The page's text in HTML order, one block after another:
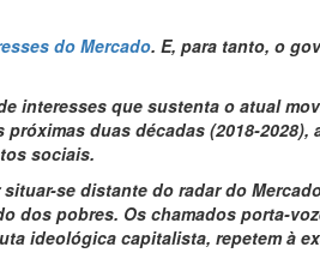
do Mercado. E, para tanto, o
interesses que sustenta o atual
duas décadas (2018-2028),
sociais.
situar-se distante do radar do
pobres. Os chamados porta-
ideológica capitalista, repetem à